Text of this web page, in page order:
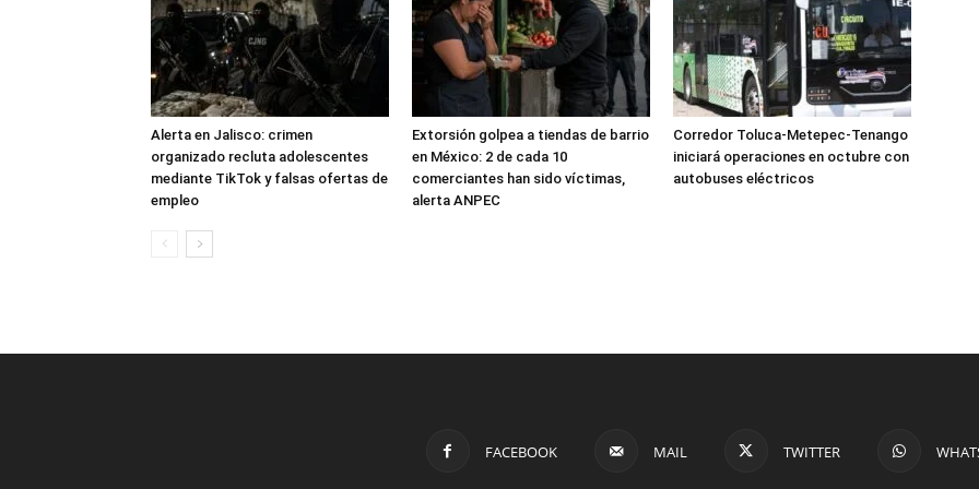
Alerta en Jalisco: crimen
organizado recluta adolescentes
mediante TikTok y falsas ofertas de
empleo
Extorsión golpea a tiendas de barrio
en México: 2 de cada 10
comerciantes han sido víctimas,
alerta ANPEC
Corredor Toluca-Metepec-Tenango
iniciará operaciones en octubre con
autobuses eléctricos
FACEBOOK MAIL TWITTER